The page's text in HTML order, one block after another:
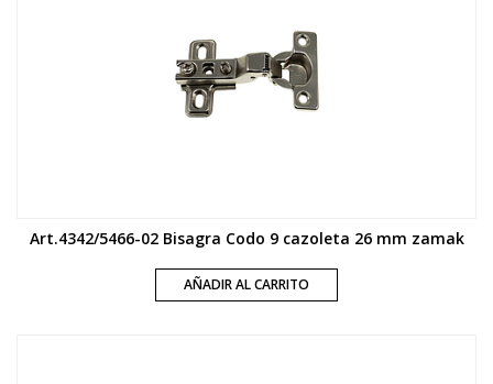
Art.4342/5466-02 Bisagra Codo 9 cazoleta 26 mm zamak
AÑADIR AL CARRITO